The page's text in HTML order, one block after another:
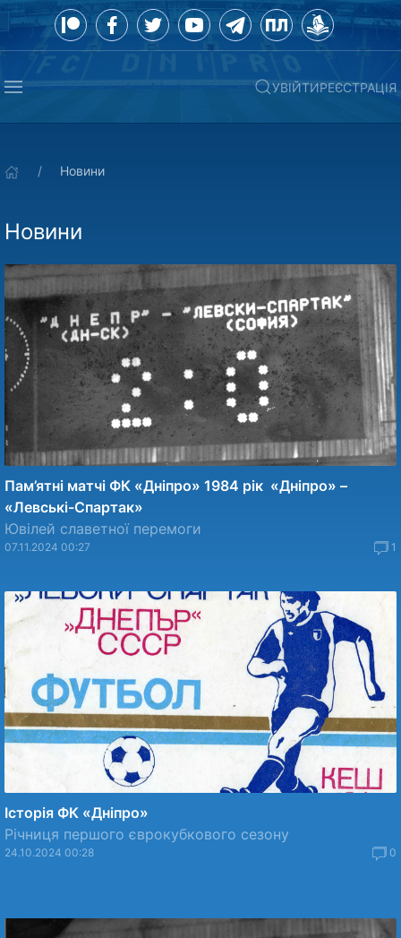
УВІЙТИРЕЄСТРАЦІЯ
Новини
Новини
Пам’ятні матчі ФК «Дніпро» 1984 рік «Дніпро» –
«Левські-Спартак»
Ювілей славетної перемоги
07.11.2024 00:27 1
Історія ФК «Дніпро»
Річниця першого єврокубкового сезону
24.10.2024 00:28 0